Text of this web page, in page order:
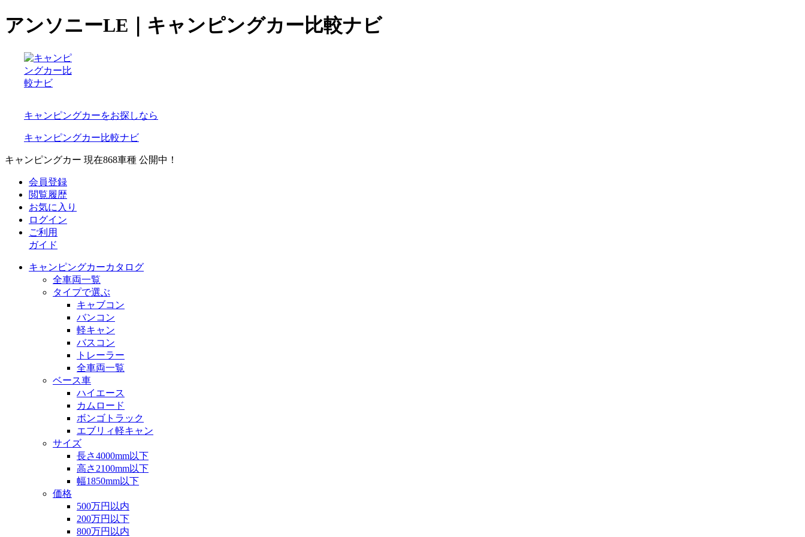
アンソニーLE｜キャンピングカー比較ナビ
キャンピングカーをお探しなら
キャンピングカー比較ナビ
キャンピングカー 現在868車種 公開中！
会員登録
閲覧履歴
お気に入り
ログイン
ご利用
ガイド
キャンピングカーカタログ
全車両一覧
タイプで選ぶ
キャブコン
バンコン
軽キャン
バスコン
トレーラー
全車両一覧
ベース車
ハイエース
カムロード
ボンゴトラック
エブリィ軽キャン
サイズ
長さ4000mm以下
高さ2100mm以下
幅1850mm以下
価格
500万円以内
200万円以下
800万円以内